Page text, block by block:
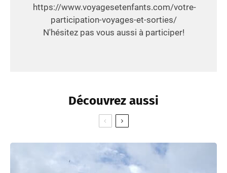
https://www.voyagesetenfants.com/votre-
participation-voyages-et-sorties/
N'hésitez pas vous aussi à participer!
Découvrez aussi